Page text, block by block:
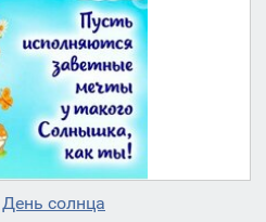
День солнца